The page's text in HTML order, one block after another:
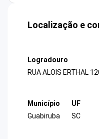
Localização e
Logradouro
RUA ALOIS ERTHAL
Município
Guabiruba
UF
SC